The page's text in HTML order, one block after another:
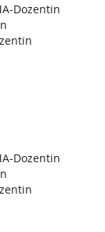
Dozentin
Dozentin